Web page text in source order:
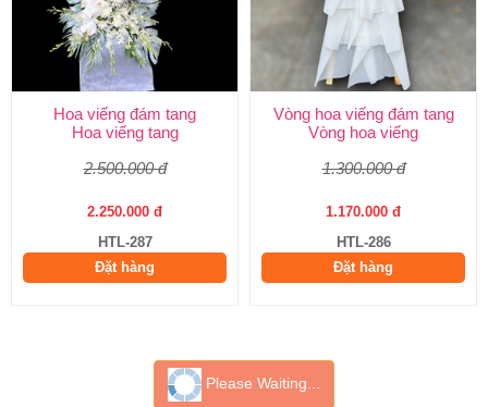
Hoa viếng đám tang
Hoa viếng tang
2.500.000 đ
2.250.000 đ
HTL-287
Đặt hàng
Vòng hoa viếng đám tang
Vòng hoa viếng
1.300.000 đ
1.170.000 đ
HTL-286
Đặt hàng
Please Waiting...